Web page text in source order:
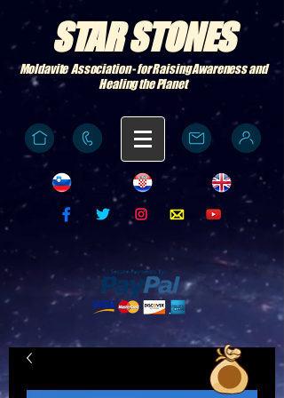
STAR STONES
Moldavite Association - for Raising Awareness and
Healing the Planet